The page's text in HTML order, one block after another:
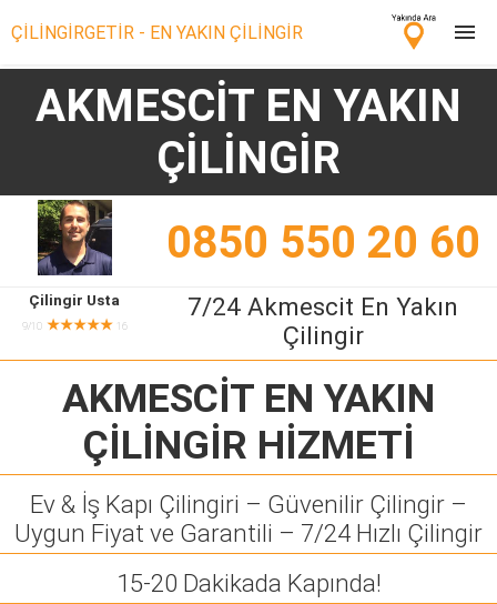
ÇİLİNGİRGETİR - EN YAKIN ÇİLİNGİR
Çilingir Ara
Çilingir misin? Bize Katıl!
AKMESCİT EN YAKIN
ÇİLİNGİR
0850 550 20 60
Çilingir Usta
9/10 ★★★★★ 16
7/24 Akmescit En Yakın
Çilingir
AKMESCİT EN YAKIN
ÇİLİNGİR HİZMETİ
Ev & İş Kapı Çilingiri – Güvenilir Çilingir –
Uygun Fiyat ve Garantili – 7/24 Hızlı Çilingir
15-20 Dakikada Kapında!